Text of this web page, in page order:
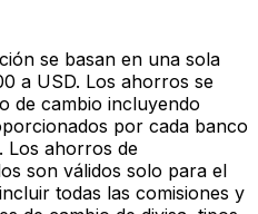
se basan en una sola
a USD. Los ahorros se
de cambio incluyendo
por cada banco
Los ahorros de
son válidos solo para el
todas las comisiones y